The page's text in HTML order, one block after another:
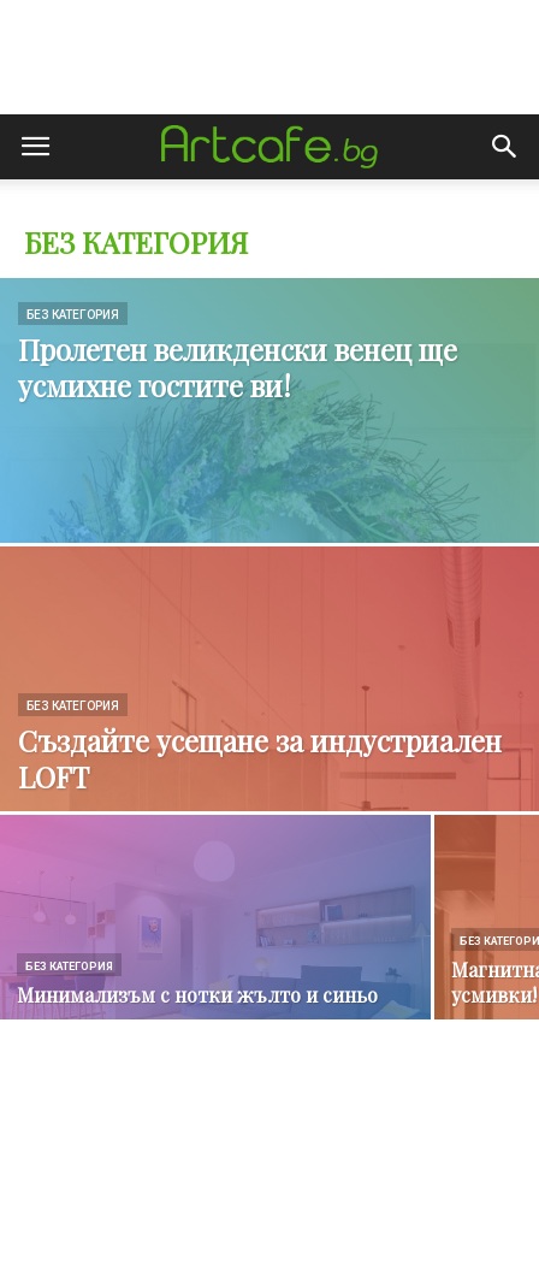
БЕЗ КАТЕГОРИЯ
БЕЗ КАТЕГОРИЯ
Пролетен великденски венец ще
усмихне гостите ви!
БЕЗ КАТЕГОРИЯ
Създайте усещане за индустриален
LOFT
БЕЗ КАТЕГОРИЯ
Минимализъм с нотки жълто и синьо
БЕЗ
усмивки!